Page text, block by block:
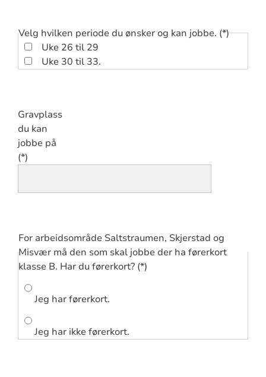
Velg hvilken periode du ønsker og kan jobbe.
Uke 26 til 29
Uke 30 til 33.
Gravplass
du kan
jobbe på
For arbeidsområde Saltstraumen, Skjerstad og
Misvær må den som skal jobbe der ha førerkort
klasse B. Har du førerkort?
Jeg har førerkort.
Jeg har ikke førerkort.